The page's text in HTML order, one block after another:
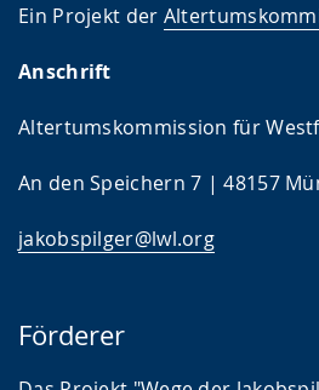
Ein Projekt der
Anschrift
Altertumskommission für
An den Speichern 7 | 48157
jakobspilger@lwl.org
Förderer